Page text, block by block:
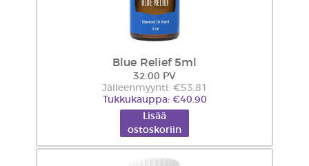
Blue Relief 5ml
32.00 PV
Jälleenmyynti: €53.81
Tukkukauppa: €40.90
Lisää
ostoskoriin